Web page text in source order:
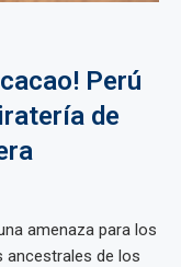
Perú
de
amenaza para los
de los